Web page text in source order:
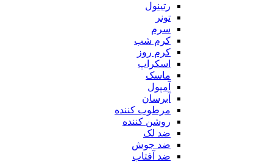
رتینول
تونر
سرم
کرم شب
کرم روز
اسکراپ
ماسک
آمپول
آبرسان
مرطوب کننده
روشن کننده
ضد لک
ضد جوش
ضد آفتاب